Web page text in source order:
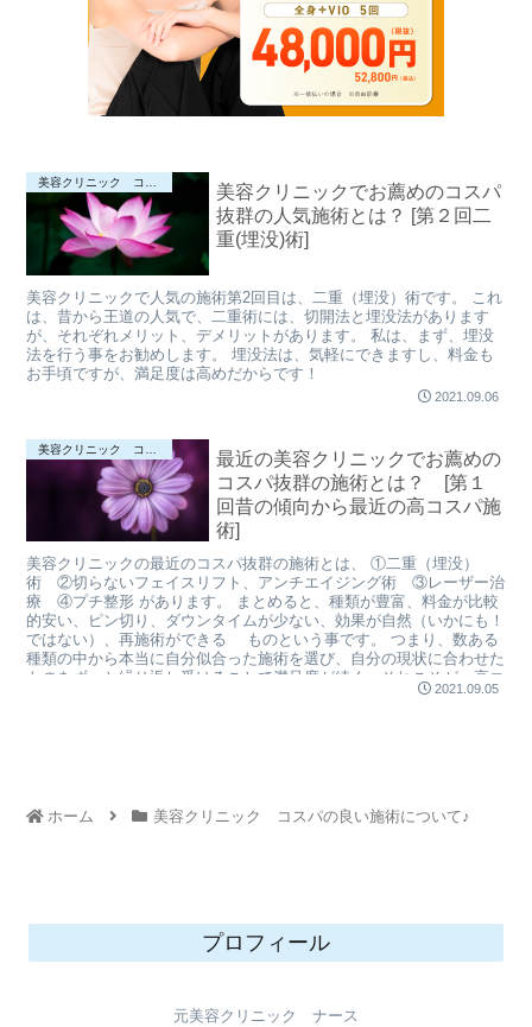
美容クリニック コスパの良い施術について♪
美容クリニックでお薦めのコスパ
抜群の人気施術とは？ [第２回二
重(埋没)術]
美容クリニックで人気の施術第2回目は、二重（埋没）術です。 これ
は、昔から王道の人気で、二重術には、切開法と埋没法があります
が、それぞれメリット、デメリットがあります。 私は、まず、埋没
法を行う事をお勧めします。 埋没法は、気軽にできますし、料金も
お手頃ですが、満足度は高めだからです！
2021.09.06
最近の美容クリニックでお薦めの
コスパ抜群の施術とは？ [第１
回昔の傾向から最近の高コスパ施
術]
美容クリニックの最近のコスパ抜群の施術とは、 ①二重（埋没）
術 ②切らないフェイスリフト、アンチエイジング術 ③レーザー治
療 ④プチ整形 があります。 まとめると、種類が豊富、料金が比較
的安い、ピン切り、ダウンタイムが少ない、効果が自然（いかにも！
ではない）、再施術ができる ものという事です。 つまり、数ある
種類の中から本当に自分似合った施術を選び、自分の現状に合わせた
ものをずっと繰り返し受けることで満足度が続く、それこそが、高コ
スパ施術と言えます。 次回から、それぞれ、詳しく内容を説明して
2021.09.05
ホーム 美容クリニック コスパの良い施術について♪
プロフィール
元美容クリニック ナース